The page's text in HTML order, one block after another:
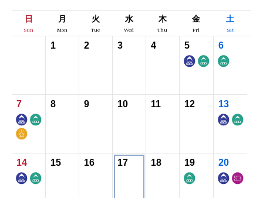
貸館利用
お知らせ
日 月 火 水 木 金 土
1 2 3 4 5 6
7 8 9 10 11 12 13
14 15 16 17 18 19 20